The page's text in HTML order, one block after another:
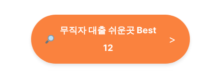
무직자 대출 쉬운곳 Best
12